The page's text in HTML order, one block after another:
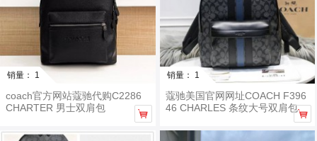
销量： 1
coach官方网站蔻驰代购C2286
CHARTER 男士双肩包

销量： 1
蔻驰美国官网网址COACH F396
46 CHARLES 条纹大号双肩包
